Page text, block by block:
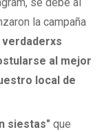
la campaña
verdaderxs
al mejor
local de
siestas" que